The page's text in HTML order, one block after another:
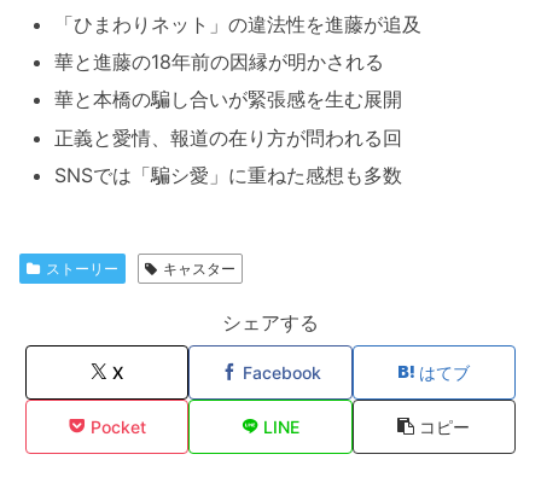
「ひまわりネット」の違法性を進藤が追及
華と進藤の18年前の因縁が明かされる
華と本橋の騙し合いが緊張感を生む展開
正義と愛情、報道の在り方が問われる回
SNSでは「騙シ愛」に重ねた感想も多数
ストーリー キャスター
シェアする
X Facebook はてブ
Pocket LINE コピー